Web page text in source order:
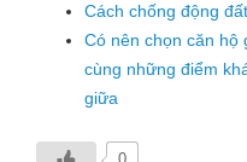
Cách chống động
Có nên chọn căn hộ
cùng những điểm
giữa